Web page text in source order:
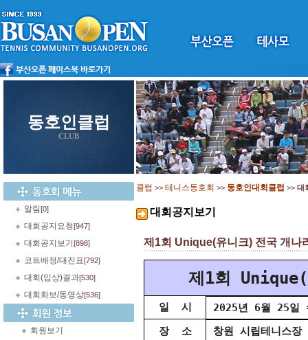
동호인클럽
CLUB
알림[0]
대회공지요청[947]
대회공지보기 [898]
코트배정/대진표[792]
대회(입상)결과[530]
대회화보/동영상[536]
회원보기
클럽 >> 테니스동호회 >> 동호인대회클럽 >> 대
대회공지보기
제1회 Unique(유니크) 전국 개나
제1회
일 시
2025년 6월 25일
장 소
창원 시립테니스